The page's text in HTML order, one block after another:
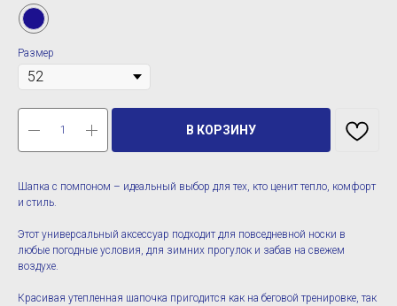
Размер
В КОРЗИНУ
Шапка с помпоном – идеальный выбор для тех, кто ценит тепло, комфорт
и стиль.
Этот универсальный аксессуар подходит для повседневной носки в
любые погодные условия, для зимних прогулок и забав на свежем
воздухе.
Красивая утепленная шапочка пригодится как на беговой тренировке, так